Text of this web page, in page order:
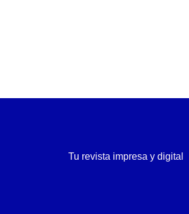
Tu revista impresa y digital